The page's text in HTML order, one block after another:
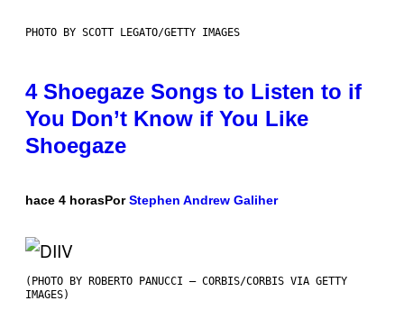
PHOTO BY SCOTT LEGATO/GETTY IMAGES
4 Shoegaze Songs to Listen to if
You Don’t Know if You Like
Shoegaze
hace 4 horasPorStephen Andrew Galiher
(PHOTO BY ROBERTO PANUCCI – CORBIS/CORBIS VIA GETTY
IMAGES)